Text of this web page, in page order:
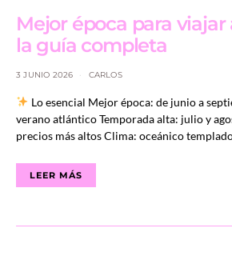
Mejor época para viajar
la guía completa
3 JUNIO 2026 CARLOS
Lo esencial Mejor época: de junio a
verano atlántico Temporada alta: julio y
precios más altos Clima: oceánico
LEER MÁS